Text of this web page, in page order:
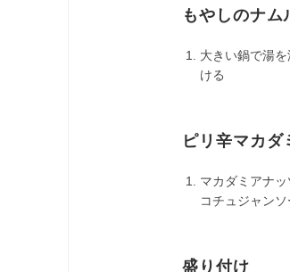
もやしのナム
大きい鍋で湯
ける
ピリ辛マカダ
マカダミアナ
コチュジャン
盛り付け